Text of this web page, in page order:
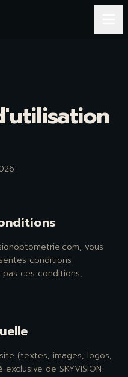
vous
conditions
ces conditions,
(textes, images, logos,
de SKYVISION